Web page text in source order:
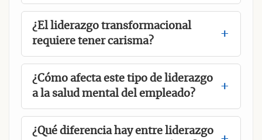
¿El liderazgo transformacional
requiere tener carisma?
¿Cómo afecta este tipo de liderazgo
a la salud mental del empleado?
¿Qué diferencia hay entre liderazgo